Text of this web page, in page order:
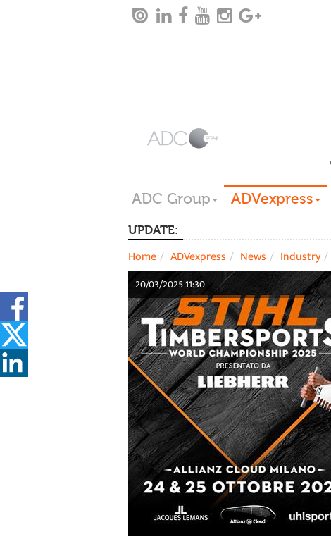
ADC Group ADVexpress
UPDATE:
Home ADVexpress News Industry
20/03/2025 11:30